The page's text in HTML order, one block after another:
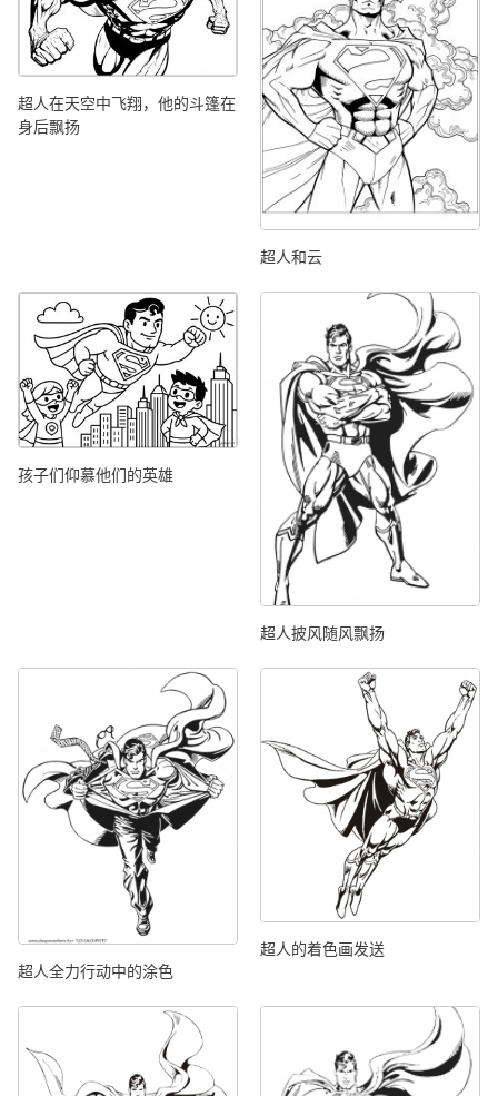
超人在天空中飞翔，他的斗篷在
身后飘扬
超人和云
孩子们仰慕他们的英雄
超人披风随风飘扬
超人全力行动中的涂色
超人的着色画发送